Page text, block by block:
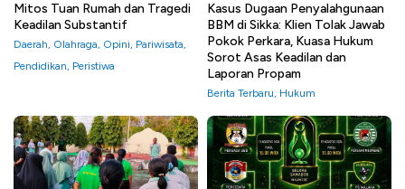
Mitos Tuan Rumah dan Tragedi
Keadilan Substantif
Daerah, Olahraga, Opini, Pariwisata,
Pendidikan, Peristiwa
Kasus Dugaan Penyalahgunaan
BBM di Sikka: Klien Tolak Jawab
Pokok Perkara, Kuasa Hukum
Sorot Asas Keadilan dan
Laporan Propam
Berita Terbaru, Hukum